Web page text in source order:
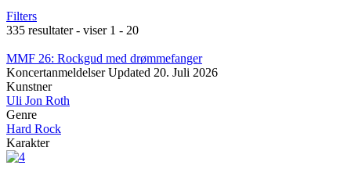
Filters
335 resultater - viser 1 - 20
MMF 26: Rockgud med drømmefanger
Koncertanmeldelser Updated 20. Juli 2026
Kunstner
Uli Jon Roth
Genre
Hard Rock
Karakter